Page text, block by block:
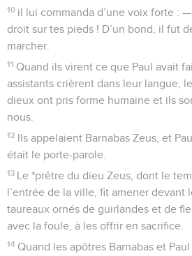
10 il lui commanda d’une voix forte :
droit sur tes pieds ! D’un bond, il fut
marcher.
11 Quand ils virent ce que Paul avait
assistants crièrent dans leur langue,
dieux ont pris forme humaine et ils
nous.
12 Ils appelaient Barnabas Zeus, et
était le porte-parole.
13 Le *prêtre du dieu Zeus, dont le
l’entrée de la ville, fit amener devant
taureaux ornés de guirlandes et de
avec la foule, à les offrir en sacrifice.
14 Quand les apôtres Barnabas et